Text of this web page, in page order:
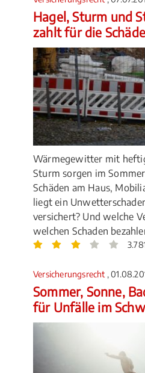
Hagel, Sturm und
zahlt für die
Wärmegewitter mit
Sturm sorgen im
Schäden am Haus,
liegt ein
versichert? Und welche
welchen Schaden
Versicherungsrecht ,
Sommer, Sonne,
für Unfälle im